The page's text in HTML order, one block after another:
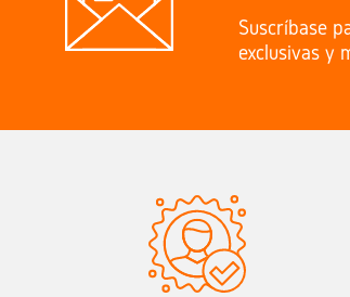
Suscríbase
exclusivas y